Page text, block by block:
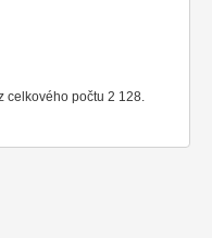
celkového počtu 2 128.